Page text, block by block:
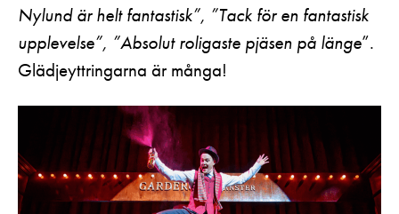
Kontaktuppgifter
Press
Nyhetsbrev
Svenska Teatern Live
Nylund är helt fantastisk”, ”Tack för en fantastisk
upplevelse”, ”Absolut roligaste pjäsen på länge”.
Glädjeyttringarna är många!